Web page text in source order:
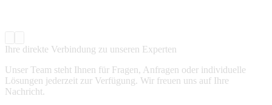
Ihre direkte Verbindung zu unseren Experten
Unser Team steht Ihnen für Fragen, Anfragen oder individuelle
Lösungen jederzeit zur Verfügung. Wir freuen uns auf Ihre
Nachricht.